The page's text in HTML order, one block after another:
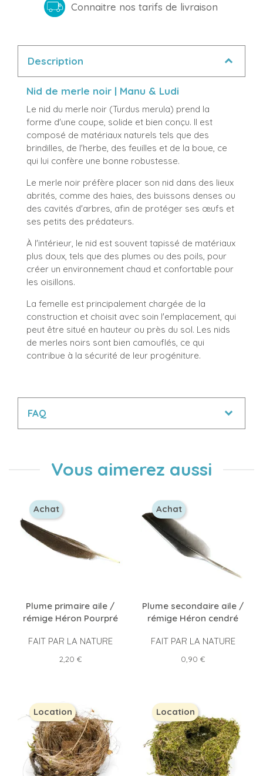
Connaitre nos tarifs de livraison
Description
Nid de merle noir | Manu & Ludi
Le nid du merle noir (Turdus merula) prend la
forme d'une coupe, solide et bien conçu. Il est
composé de matériaux naturels tels que des
brindilles, de l'herbe, des feuilles et de la boue, ce
qui lui confère une bonne robustesse.
Le merle noir préfère placer son nid dans des lieux
abrités, comme des haies, des buissons denses ou
des cavités d'arbres, afin de protéger ses œufs et
ses petits des prédateurs.
À l'intérieur, le nid est souvent tapissé de matériaux
plus doux, tels que des plumes ou des poils, pour
créer un environnement chaud et confortable pour
les oisillons.
La femelle est principalement chargée de la
construction et choisit avec soin l'emplacement, qui
peut être situé en hauteur ou près du sol. Les nids
de merles noirs sont bien camouflés, ce qui
contribue à la sécurité de leur progéniture.
FAQ
Vous aimerez aussi
Plume primaire aile /
rémige Héron Pourpré
FAIT PAR LA NATURE
Prix
2,20 €
Achat
Plume secondaire aile /
rémige Héron cendré
FAIT PAR LA NATURE
Prix
0,90 €
Achat
Location Location